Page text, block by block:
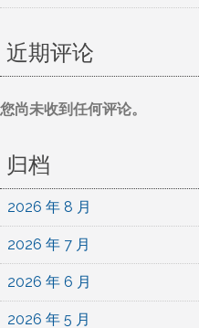
近期评论
您尚未收到任何评论。
归档
2026 年 8 月
2026 年 7 月
2026 年 6 月
2026 年 5 月